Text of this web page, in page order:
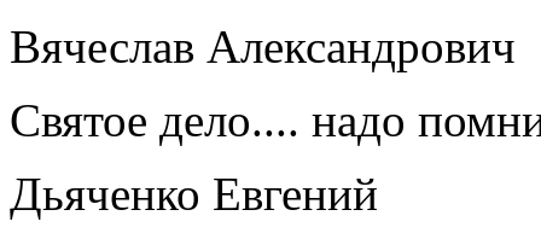
Вячеслав Александрович
Святое дело.... надо
Дьяченко Евгений